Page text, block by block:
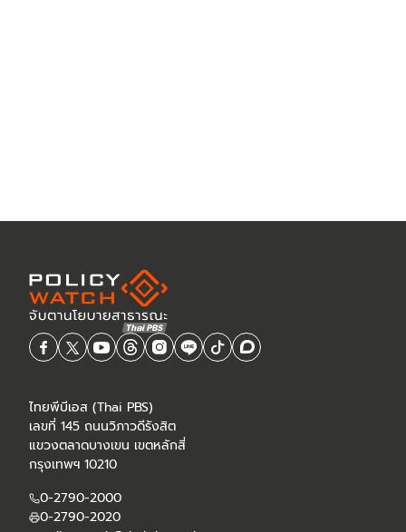
ไทยพีบีเอส (Thai PBS)
เลขที่ 145 ถนนวิภาวดีรังสิต
แขวงตลาดบางเขน เขตหลักสี่
กรุงเทพฯ 10210
0-2790-2000
0-2790-2020